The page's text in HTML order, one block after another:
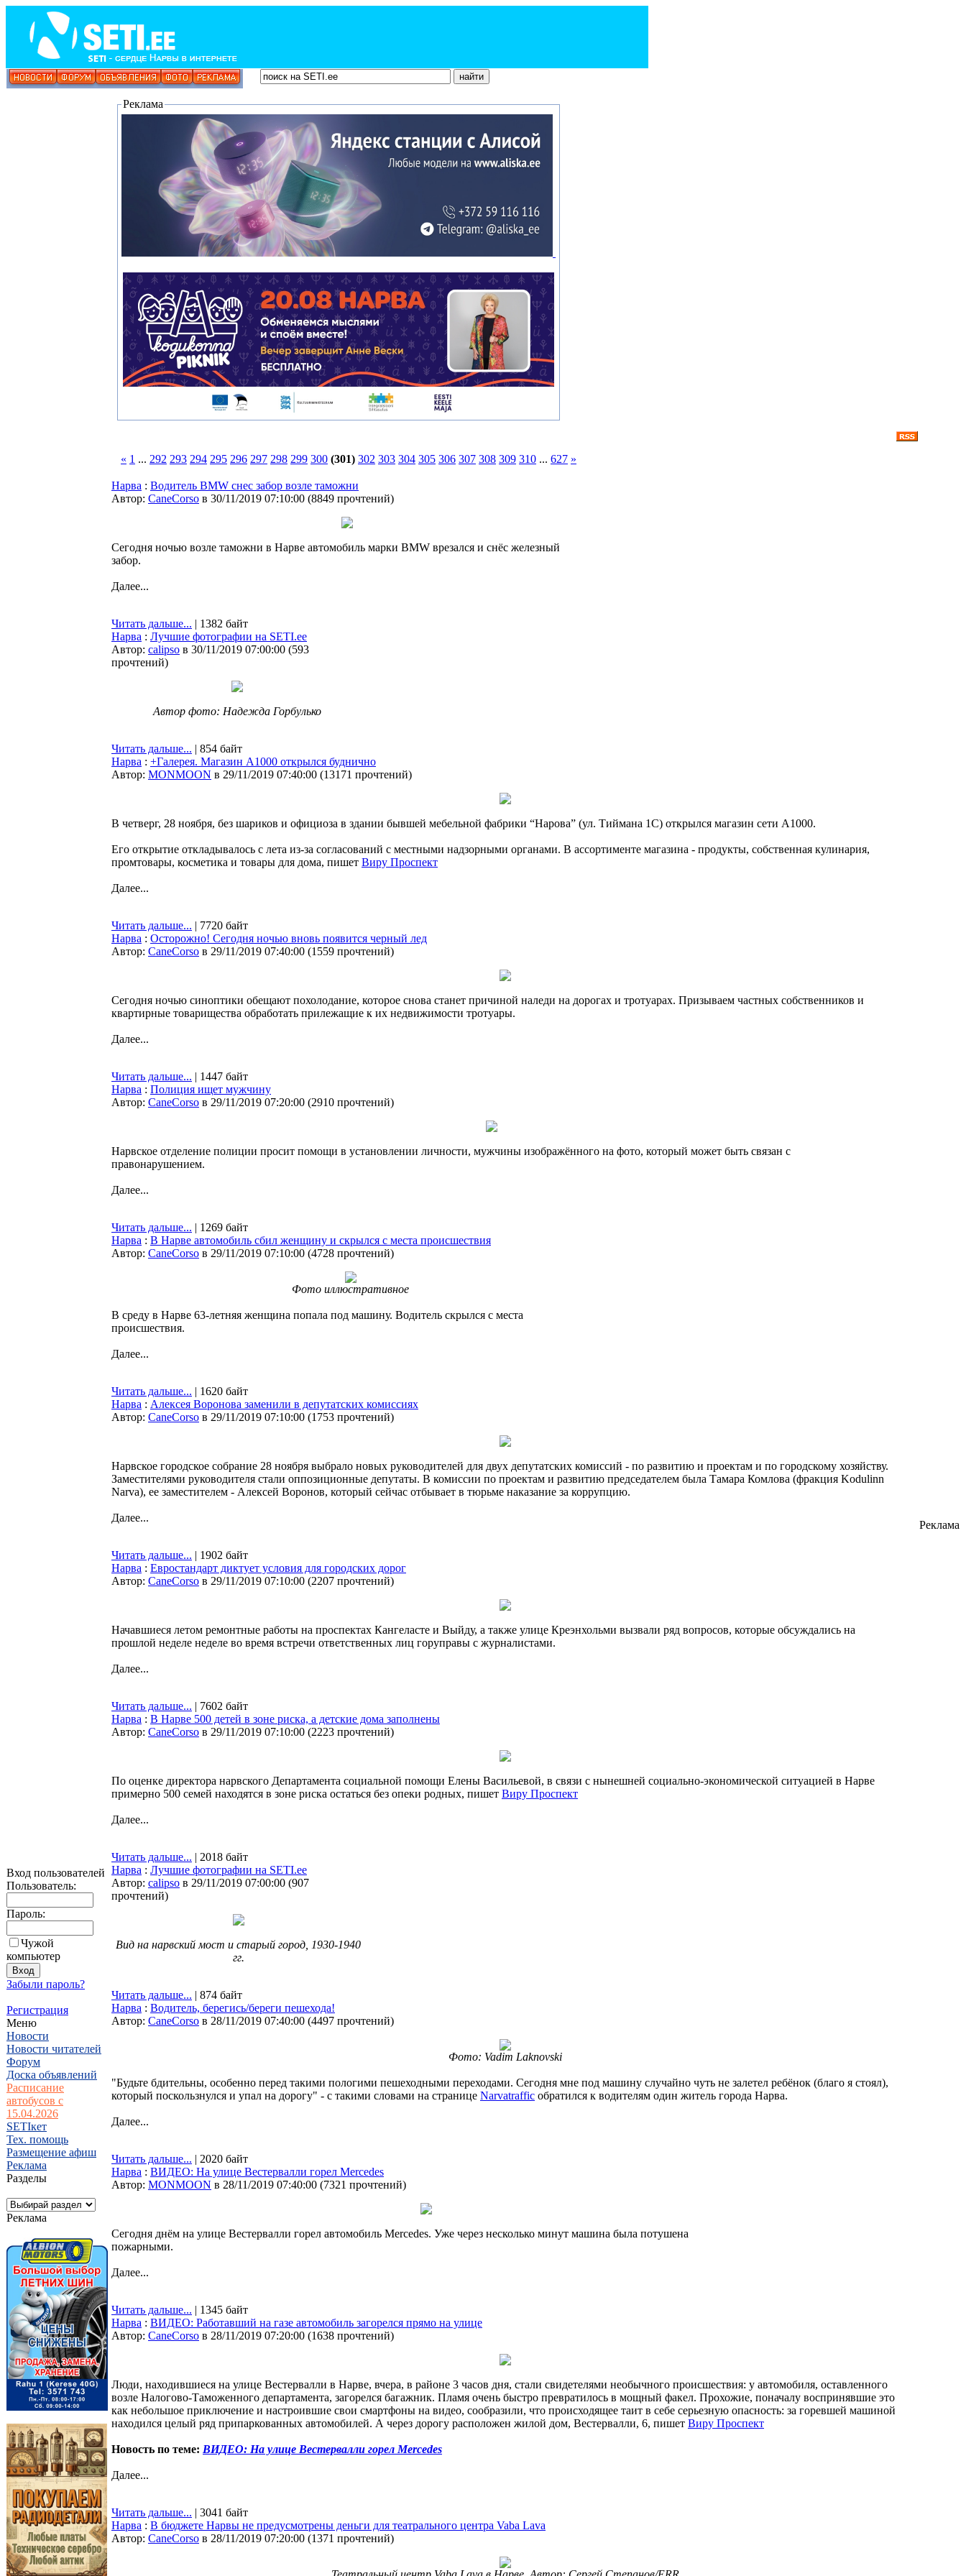
Вход пользователей
Пользователь:
Пароль:
Чужой
компьютер
Забыли пароль?
Регистрация
Меню
Новости
Новости читателей
Форум
Доска объявлений
Расписание
автобусов с
15.04.2026
SETIкет
Тех. помощь
Размещение афиш
Реклама
Разделы
Реклама
Реклама
« 1 ... 292 293 294 295 296 297 298 299 300 (301) 302 303 304 305 306 307 308 309 310 ... 627 »
Нарва : Водитель BMW снес забор возле таможни
Автор: CaneCorso в 30/11/2019 07:10:00 (8849 прочтений)
Сегодня ночью возле таможни в Нарве автомобиль марки BMW врезался и снёс железный
забор.
Далее...
Читать дальше... | 1382 байт
Нарва : Лучшие фотографии на SETI.ee
Автор: calipso в 30/11/2019 07:00:00 (593
прочтений)
Автор фото: Надежда Горбулько
Читать дальше... | 854 байт
Нарва : +Галерея. Магазин А1000 открылся буднично
Автор: MONMOON в 29/11/2019 07:40:00 (13171 прочтений)
В четверг, 28 ноября, без шариков и официоза в здании бывшей мебельной фабрики “Нарова” (ул. Тиймана 1С) открылся магазин сети А1000.
Его открытие откладывалось с лета из-за согласований с местными надзорными органами. В ассортименте магазина - продукты, собственная кулинария,
промтовары, косметика и товары для дома, пишет Виру Проспект
Далее...
Читать дальше... | 7720 байт
Нарва : Осторожно! Сегодня ночью вновь появится черный лед
Автор: CaneCorso в 29/11/2019 07:40:00 (1559 прочтений)
Сегодня ночью синоптики обещают похолодание, которое снова станет причиной наледи на дорогах и тротуарах. Призываем частных собственников и
квартирные товарищества обработать прилежащие к их недвижимости тротуары.
Далее...
Читать дальше... | 1447 байт
Нарва : Полиция ищет мужчину
Автор: CaneCorso в 29/11/2019 07:20:00 (2910 прочтений)
Нарвское отделение полиции просит помощи в установлении личности, мужчины изображённого на фото, который может быть связан с
правонарушением.
Далее...
Читать дальше... | 1269 байт
Нарва : В Нарве автомобиль сбил женщину и скрылся с места происшествия
Автор: CaneCorso в 29/11/2019 07:10:00 (4728 прочтений)
Фото иллюстративное
В среду в Нарве 63-летняя женщина попала под машину. Водитель скрылся с места
происшествия.
Далее...
Читать дальше... | 1620 байт
Нарва : Алексея Воронова заменили в депутатских комиссиях
Автор: CaneCorso в 29/11/2019 07:10:00 (1753 прочтений)
Нарвское городское собрание 28 ноября выбрало новых руководителей для двух депутатских комиссий - по развитию и проектам и по городскому хозяйству.
Заместителями руководителя стали оппозиционные депутаты. В комиссии по проектам и развитию председателем была Тамара Комлова (фракция Kodulinn
Narva), ее заместителем - Алексей Воронов, который сейчас отбывает в тюрьме наказание за коррупцию.
Далее...
Читать дальше... | 1902 байт
Нарва : Евростандарт диктует условия для городских дорог
Автор: CaneCorso в 29/11/2019 07:10:00 (2207 прочтений)
Начавшиеся летом ремонтные работы на проспектах Кангеласте и Выйду, а также улице Креэнхольми вызвали ряд вопросов, которые обсуждались на
прошлой неделе неделе во время встречи ответственных лиц горуправы с журналистами.
Далее...
Читать дальше... | 7602 байт
Нарва : В Нарве 500 детей в зоне риска, а детские дома заполнены
Автор: CaneCorso в 29/11/2019 07:10:00 (2223 прочтений)
По оценке директора нарвского Департамента социальной помощи Елены Васильевой, в связи с нынешней соци­ально-экономической ситуацией в Нарве
примерно 500 семей находятся в зоне риска остаться без опеки родных, пишет Виру Проспект
Далее...
Читать дальше... | 2018 байт
Нарва : Лучшие фотографии на SETI.ee
Автор: calipso в 29/11/2019 07:00:00 (907
прочтений)
Вид на нарвский мост и старый город, 1930-1940
гг.
Читать дальше... | 874 байт
Нарва : Водитель, берегись/береги пешехода!
Автор: CaneCorso в 28/11/2019 07:40:00 (4497 прочтений)
Фото: Vadim Laknovski
"Будьте бдительны, особенно перед такими пологими пешеходными переходами. Сегодня мне под машину случайно чуть не залетел ребёнок (благо я стоял),
который поскользнулся и упал на дорогу" - с такими словами на странице Narvatraffic обратился к водителям один житель города Нарва.
Далее...
Читать дальше... | 2020 байт
Нарва : ВИДЕО: На улице Вестервалли горел Mercedes
Автор: MONMOON в 28/11/2019 07:40:00 (7321 прочтений)
Сегодня днём на улице Вестервалли горел автомобиль Mercedes. Уже через несколько минут машина была потушена
пожарными.
Далее...
Читать дальше... | 1345 байт
Нарва : ВИДЕО: Работавший на газе автомобиль загорелся прямо на улице
Автор: CaneCorso в 28/11/2019 07:20:00 (1638 прочтений)
Люди, находившиеся на улице Вестервалли в Нарве, вчера, в районе 3 часов дня, стали свидетелями необычного происшествия: у автомобиля, оставленного
возле Налогово-Таможенного департамента, загорелся багажник. Пламя очень быстро превратилось в мощный факел. Прохожие, поначалу воспринявшие это
как небольшое приключение и настроившие свои смартфоны на видео, сообразили, что происходящее таит в себе серьезную опасность: за горевшей машиной
находился целый ряд припаркованных автомобилей. А через дорогу расположен жилой дом, Вестервалли, 6, пишет Виру Проспект
Новость по теме: ВИДЕО: На улице Вестервалли горел Mercedes
Далее...
Читать дальше... | 3041 байт
Нарва : В бюджете Нарвы не предусмотрены деньги для театрального центра Vaba Lava
Автор: CaneCorso в 28/11/2019 07:20:00 (1371 прочтений)
Реклама